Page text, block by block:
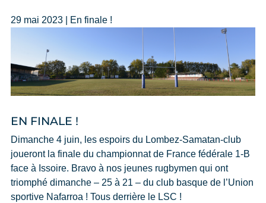
29 mai 2023 | En finale !
EN FINALE !
Dimanche 4 juin, les espoirs du Lombez-Samatan-club
joueront la finale du championnat de France fédérale 1-B
face à Issoire. Bravo à nos jeunes rugbymen qui ont
triomphé dimanche – 25 à 21 – du club basque de l’Union
sportive Nafarroa ! Tous derrière le LSC !